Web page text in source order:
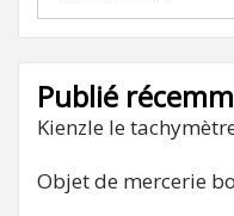
Publié
Kienzle le
Objet de mercerie